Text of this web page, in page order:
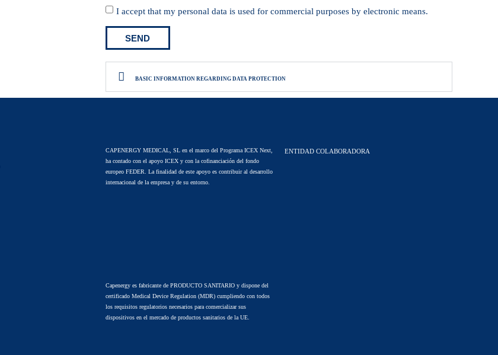
I accept that my personal data is used for commercial purposes by electronic means.
SEND
BASIC INFORMATION REGARDING DATA PROTECTION
CAPENERGY MEDICAL, SL en el marco del Programa ICEX Next,
ha contado con el apoyo ICEX y con la cofinanciación del fondo
europeo FEDER. La finalidad de este apoyo es contribuir al desarrollo
internacional de la empresa y de su entorno.
Capenergy es fabricante de PRODUCTO SANITARIO y dispone del
certificado Medical Device Regulation (MDR) cumpliendo con todos
los requisitos regulatorios necesarios para comercializar sus
dispositivos en el mercado de productos sanitarios de la UE.
ENTIDAD COLABORADORA